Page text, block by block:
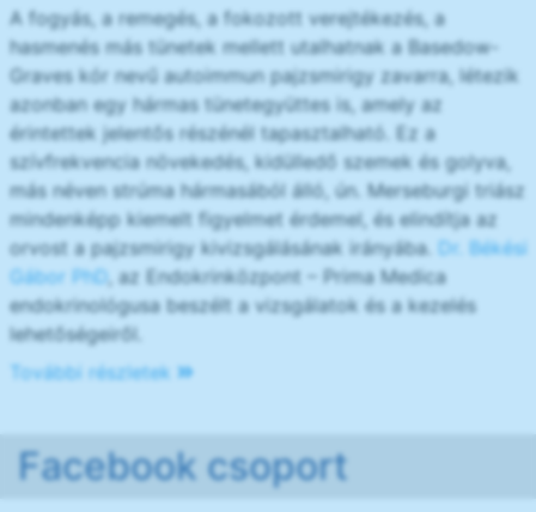
A fogyás, a remegés, a fokozott verejtékezés, a
hasmenés más tünetek mellett utalhatnak a Basedow-
Graves kór nevű autoimmun pajzsmirigy zavarra, létezik
azonban egy hármas tünetegyüttes is, amely az
érintettek jelentős részénél tapasztalható. Ez a
szívfrekvencia növekedés, kidülledő szemek és golyva,
más néven strúma hármasából álló, ún. Merseburgi triász
mindenképp kiemelt figyelmet érdemel, és elindítja az
orvost a pajzsmirigy kivizsgálásának irányába.
Dr. Békési
Gábor PhD
, az Endokrinközpont – Prima Medica
endokrinológusa beszélt a vizsgálatok és a kezelés
lehetőségeiről.
További részletek
Facebook csoport